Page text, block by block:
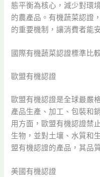
態平衡為核心，減少對環
的農產品。有機蔬菜認證
的重要機制，讓消費者能
國際有機蔬菜認證標準比
歐盟有機認證
歐盟有機認證是全球最嚴
產品生產、加工、包裝和
用方面，歐盟有機認證禁
生物，並對土壤、水質和
盟有機認證的產品，其品
美國有機認證